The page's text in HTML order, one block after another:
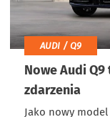
AUDI / Q9
Nowe Audi
zdarzenia
Jako nowy